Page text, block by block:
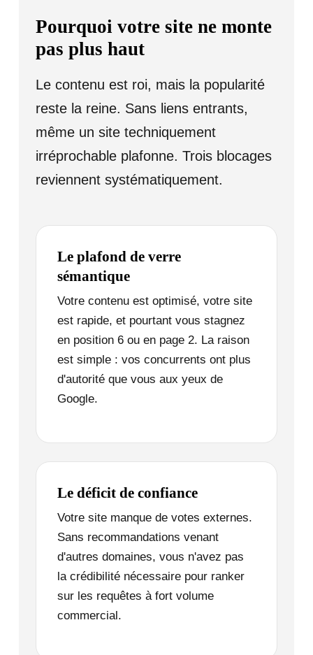
Pourquoi votre site ne monte
pas plus haut
Le contenu est roi, mais la popularité
reste la reine. Sans liens entrants,
même un site techniquement
irréprochable plafonne. Trois blocages
reviennent systématiquement.
Le plafond de verre
sémantique
Votre contenu est optimisé, votre site
est rapide, et pourtant vous stagnez
en position 6 ou en page 2. La raison
est simple : vos concurrents ont plus
d'autorité que vous aux yeux de
Google.
Le déficit de confiance
Votre site manque de votes externes.
Sans recommandations venant
d'autres domaines, vous n'avez pas
la crédibilité nécessaire pour ranker
sur les requêtes à fort volume
commercial.